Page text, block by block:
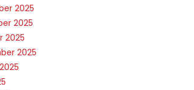
2025
2025
2025
2025